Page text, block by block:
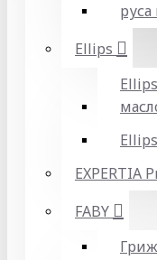
руса
Ellips
EXPERTIA
FABY